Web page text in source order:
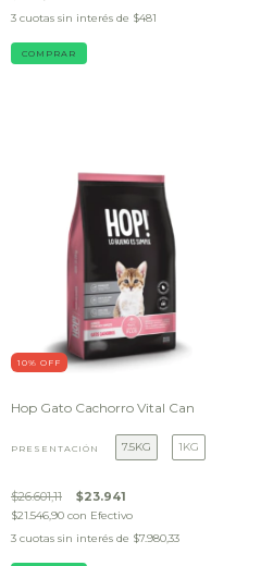
3 cuotas sin interés de $481
10% OFF
Hop Gato Cachorro Vital Can
PRESENTACIÓN 7.5KG 1KG
$26.601,11 $23.941
$21.546,90 con Efectivo
3 cuotas sin interés de $7.980,33